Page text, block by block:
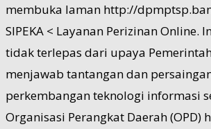
membuka laman http://
SIPEKA < Layanan Perizinan Online.
tidak terlepas dari upaya
menjawab tantangan dan
perkembangan teknologi informasi
Organisasi Perangkat Daerah (OPD)